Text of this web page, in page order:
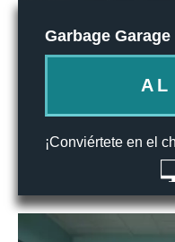
Garbage Garage
AL
¡Conviértete en el